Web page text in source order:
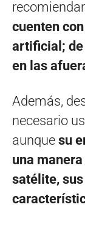
cuenten
artificial; de
en las
Además,
necesario
aunque su
una
satélite,